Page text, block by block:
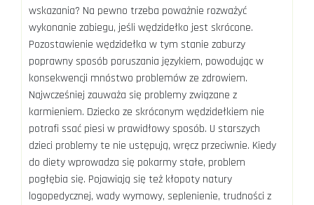
wskazania? Na pewno trzeba poważnie rozważyć
wykonanie zabiegu, jeśli wędzidełko jest skrócone.
Pozostawienie wędzidełka w tym stanie zaburzy
poprawny sposób poruszania językiem, powodując w
konsekwencji mnóstwo problemów ze zdrowiem.
Najwcześniej zauważa się problemy związane z
karmieniem. Dziecko ze skróconym wędzidełkiem nie
potrafi ssać piesi w prawidłowy sposób. U starszych
dzieci problemy te nie ustępują, wręcz przeciwnie. Kiedy
do diety wprowadza się pokarmy stałe, problem
pogłębia się. Pojawiają się też kłopoty natury
logopedycznej, wady wymowy, seplenienie, trudności z